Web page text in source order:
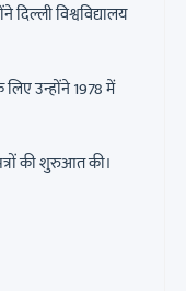
विश्वविद्यालय
उन्होंने 1978 में
की शुरुआत की।